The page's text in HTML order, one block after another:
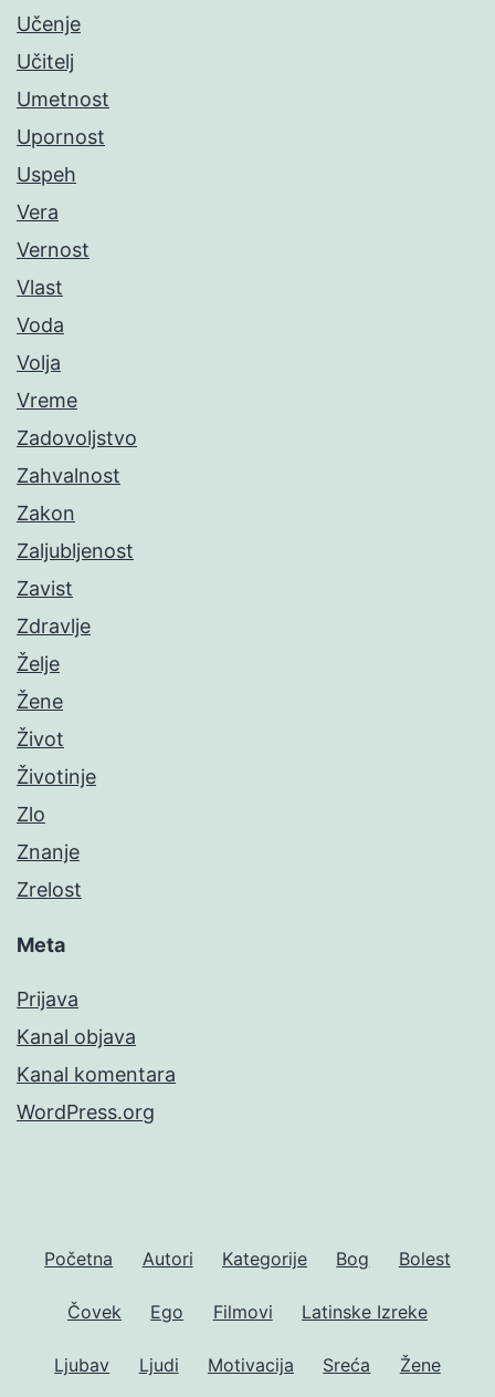
Učenje
Učitelj
Umetnost
Upornost
Uspeh
Vera
Vernost
Vlast
Voda
Volja
Vreme
Zadovoljstvo
Zahvalnost
Zakon
Zaljubljenost
Zavist
Zdravlje
Želje
Žene
Život
Životinje
Zlo
Znanje
Zrelost
Meta
Prijava
Kanal objava
Kanal komentara
WordPress.org
Početna Autori Kategorije Bog Bolest
Čovek Ego Filmovi Latinske Izreke
Ljubav Ljudi Motivacija Sreća Žene